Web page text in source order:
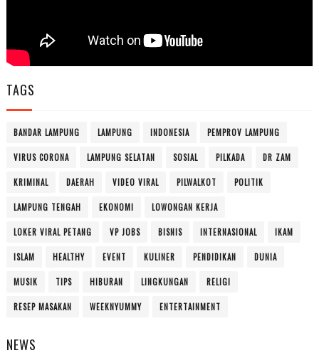
TAGS
BANDAR LAMPUNG LAMPUNG INDONESIA PEMPROV LAMPUNG
VIRUS CORONA LAMPUNG SELATAN SOSIAL PILKADA DR ZAM
KRIMINAL DAERAH VIDEO VIRAL PILWALKOT POLITIK
LAMPUNG TENGAH EKONOMI LOWONGAN KERJA
LOKER VIRAL PETANG VP JOBS BISNIS INTERNASIONAL IKAM
ISLAM HEALTHY EVENT KULINER PENDIDIKAN DUNIA
MUSIK TIPS HIBURAN LINGKUNGAN RELIGI
RESEP MASAKAN WEEKNYUMMY ENTERTAINMENT
NEWS